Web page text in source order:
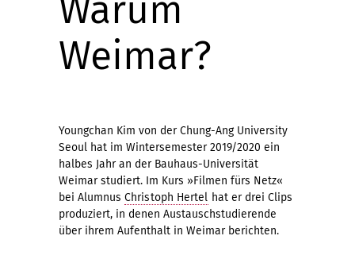
Warum
Weimar?
Youngchan Kim von der Chung-Ang University
Seoul hat im Wintersemester 2019/2020 ein
halbes Jahr an der Bauhaus-Universität
Weimar studiert. Im Kurs »Filmen fürs Netz«
bei Alumnus Christoph Hertel hat er drei Clips
produziert, in denen Austauschstudierende
über ihrem Aufenthalt in Weimar berichten.